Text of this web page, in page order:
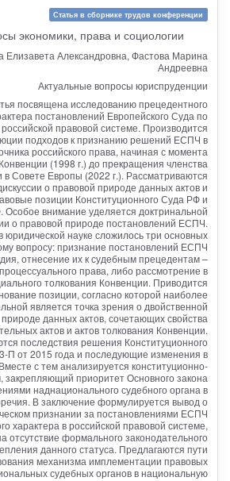
Статья в сборнике трудов конференции
экономики, права и социологии
Елизавета Александровна, Фастова Марина
Андреевна
Актуальные вопросы юриспруденции
посвящена исследованию прецедентного
постановлений Европейского Суда по
правовой системе. Производится
подходов к признанию решений ЕСПЧ в
российского права, начиная с момента
(1998 г.) до прекращения членства
в Совете Европы (2022 г.). Рассматриваются
о правовой природе данных актов и
позиции Конституционного Суда РФ и
Особое внимание уделяется доктринальной
о правовой природе постановлений ЕСПЧ.
юридической науке сложилось три основных
вопросу: признание постановлений ЕСПЧ
отнесение их к судебным прецедентам –
права, либо рассмотрение в
толкования Конвенции. Приводится
позиции, согласно которой наиболее
является точка зрения о двойственной
природе данных актов, сочетающих свойства
актов и актов толкования Конвенции.
последствия решения Конституционного
от 2015 года и последующие изменения в
с тем анализируется конституционно-
закрепляющий приоритет Основного закона
наднационального судебного органа в
В заключение формулируется вывод о
признании за постановлениями ЕСПЧ
характера в российской правовой системе,
отсутствие формального законодательного
данного статуса. Предлагаются пути
механизма имплементации правовых
судебных органов в национальную